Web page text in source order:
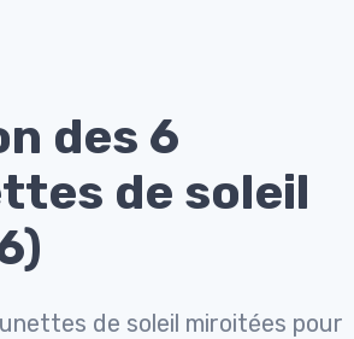
des 6
de soleil
de soleil miroitées pour